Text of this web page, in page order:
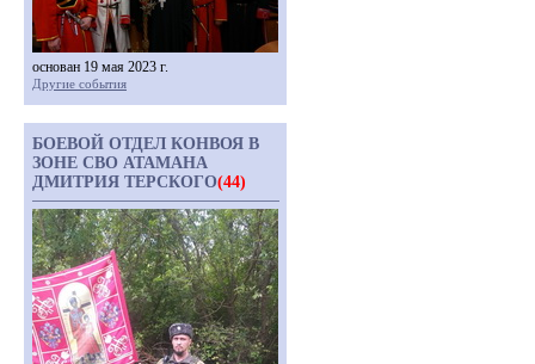
основан 19 мая 2023 г.
Другие события
БОЕВОЙ ОТДЕЛ КОНВОЯ В
ЗОНЕ СВО АТАМАНА
ДМИТРИЯ ТЕРСКОГО(44)